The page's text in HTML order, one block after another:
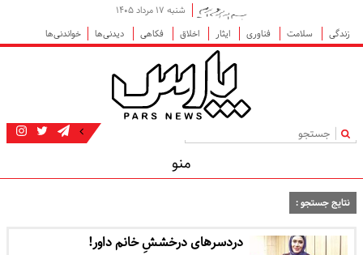
شنبه ۱۷ مرداد ۱۴۰۵
زندگی
سلامت فناوری ایثار اخلاق فکاهی دیدنی‌ها خواندنی‌ها
|
منو
نتایج جستجو :
دردسرهای درخششِ خانم داور!